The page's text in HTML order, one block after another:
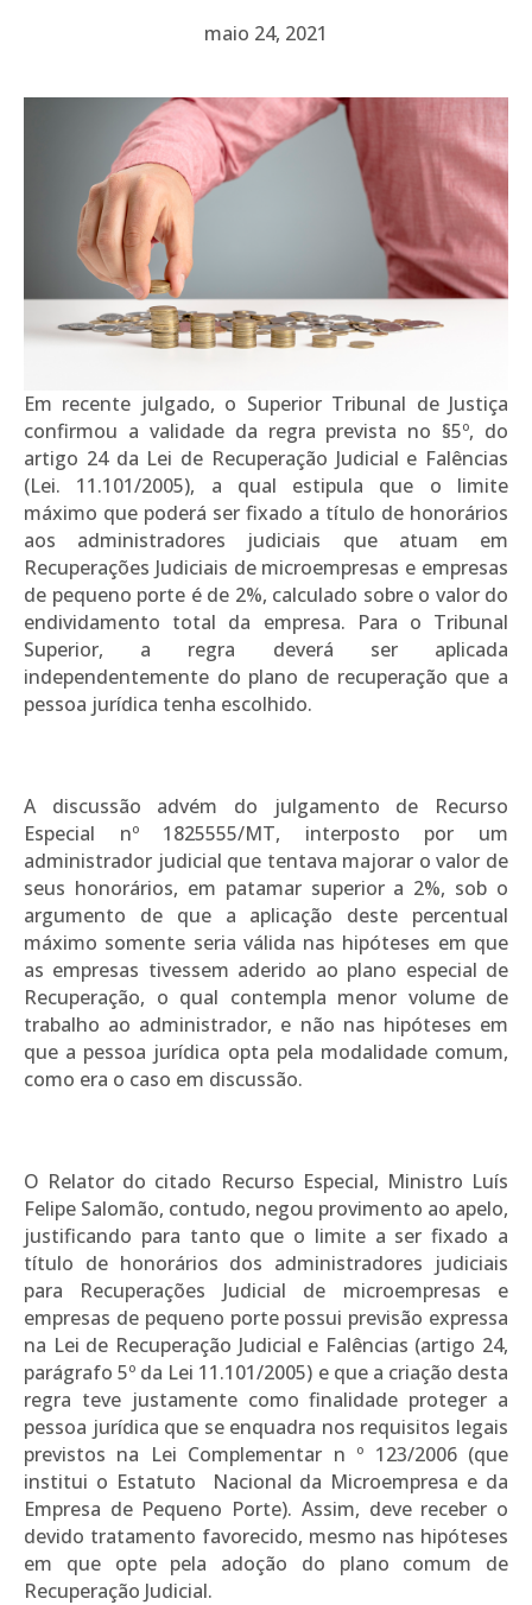
maio 24, 2021
Em recente julgado, o Superior Tribunal de Justiça
confirmou a validade da regra prevista no §5º, do
artigo 24 da Lei de Recuperação Judicial e Falências
(Lei. 11.101/2005), a qual estipula que o limite
máximo que poderá ser fixado a título de honorários
aos administradores judiciais que atuam em
Recuperações Judiciais de microempresas e empresas
de pequeno porte é de 2%, calculado sobre o valor do
endividamento total da empresa. Para o Tribunal
Superior, a regra deverá ser aplicada
independentemente do plano de recuperação que a
pessoa jurídica tenha escolhido.
A discussão advém do julgamento de Recurso
Especial nº 1825555/MT, interposto por um
administrador judicial que tentava majorar o valor de
seus honorários, em patamar superior a 2%, sob o
argumento de que a aplicação deste percentual
máximo somente seria válida nas hipóteses em que
as empresas tivessem aderido ao plano especial de
Recuperação, o qual contempla menor volume de
trabalho ao administrador, e não nas hipóteses em
que a pessoa jurídica opta pela modalidade comum,
como era o caso em discussão.
O Relator do citado Recurso Especial, Ministro Luís
Felipe Salomão, contudo, negou provimento ao apelo,
justificando para tanto que o limite a ser fixado a
título de honorários dos administradores judiciais
para Recuperações Judicial de microempresas e
empresas de pequeno porte possui previsão expressa
na Lei de Recuperação Judicial e Falências (artigo 24,
parágrafo 5º da Lei 11.101/2005) e que a criação desta
regra teve justamente como finalidade proteger a
pessoa jurídica que se enquadra nos requisitos legais
previstos na Lei Complementar n º 123/2006 (que
institui o Estatuto Nacional da Microempresa e da
Empresa de Pequeno Porte). Assim, deve receber o
devido tratamento favorecido, mesmo nas hipóteses
em que opte pela adoção do plano comum de
Recuperação Judicial.